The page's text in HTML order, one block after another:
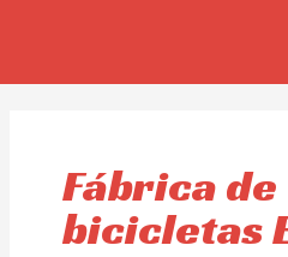
Fábrica de
bicicletas